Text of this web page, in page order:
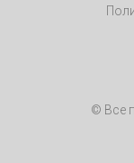
© Все